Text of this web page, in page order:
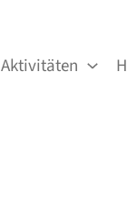
Aktivitäten